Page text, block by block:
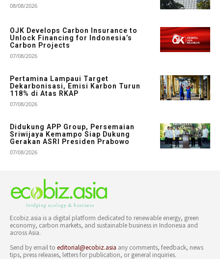
08/08/2026
OJK Develops Carbon Insurance to
Unlock Financing for Indonesia’s
Carbon Projects
07/08/2026
Pertamina Lampaui Target
Dekarbonisasi, Emisi Karbon Turun
118% di Atas RKAP
07/08/2026
Didukung APP Group, Persemaian
Sriwijaya Kemampo Siap Dukung
Gerakan ASRI Presiden Prabowo
07/08/2026
Ecobiz.asia is a digital platform dedicated to renewable energy, green
economy, carbon markets, and sustainable business in Indonesia and
across Asia.
Send by email to editorial@ecobiz.asia any comments, feedback, news
tips, press releases, letters for publication, or general inquiries.